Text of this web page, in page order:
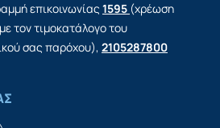
επικοινωνίας 1595 (χρέωση
τον τιμοκατάλογο του
σας παρόχου), 2105287800